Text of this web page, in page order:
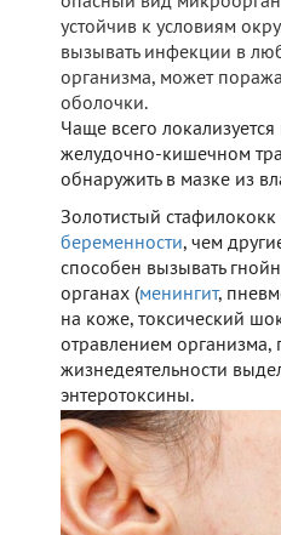
устойчив к условиям
вызывать инфекции в
организма, может
оболочки.
Чаще всего
желудочно-кишечном
обнаружить в мазке из
Золотистый
беременности, чем
способен вызывать
органах (менингит,
на коже, токсический
отравлением организма,
жизнедеятельности
энтеротоксины.